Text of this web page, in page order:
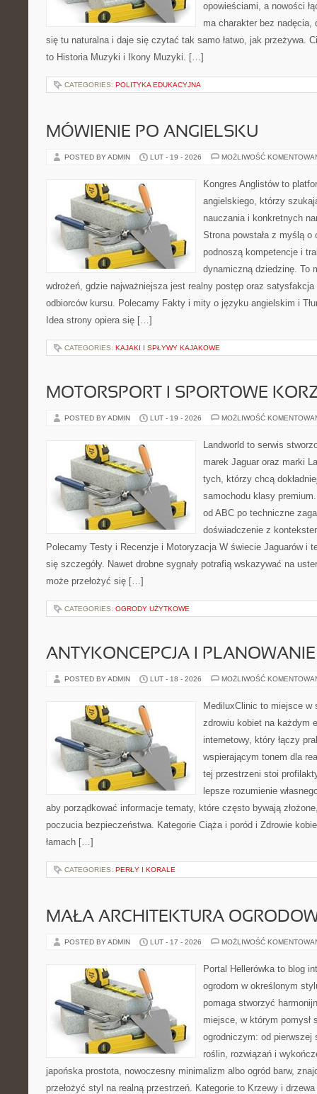
opowieściami, a nowości
ma charakter bez
się tu naturalna i daje się czytać tak samo łatwo, jak przeżywa.
to Historia Muzyki i Ikony Muzyki. […]
CATEGORIES: POLITYKA EDUKACYJNA
MÓWIENIE PO ANGIELSKU
POSTED BY ADMIN LUT - 19 - 2026 MOŻLIWOŚĆ
Kongres Anglistów to
angielskiego, którzy
nauczania i konkretnych
Strona powstała z myślą o
podnoszą kompetencje i
dynamiczną dziedzinę. To
wdrożeń, gdzie najważniejsza jest realny postęp oraz
odbiorców kursu. Polecamy Fakty i mity o języku angielskim i
Idea strony opiera się […]
CATEGORIES: KAJAKI I SPŁYWY KAJAKOWE
MOTORSPORT I SPORTOWE
POSTED BY ADMIN LUT - 19 - 2026 MOŻLIWOŚĆ
Landworld to serwis
marek Jaguar oraz marki
tych, którzy chcą
samochodu klasy
od ABC po techniczne
doświadczenie z
Polecamy Testy i Recenzje i Motoryzacja W świecie Jaguarów i
się szczegóły. Nawet drobne sygnały potrafią wskazywać na
może przełożyć się […]
CATEGORIES: OGRODY UŻYTKOWE
ANTYKONCEPCJA I
POSTED BY ADMIN LUT - 18 - 2026 MOŻLIWOŚĆ
MediluxClinic to miejsce
zdrowiu kobiet na każdym
internetowy, który łączy
wspierającym tonem dla
tej przestrzeni stoi
lepsze rozumienie
aby porządkować informacje tematy, które często bywają
poczucia bezpieczeństwa. Kategorie Ciąża i poród i Zdrowie
łamach […]
CATEGORIES: PERŁY I KORALE
MAŁA ARCHITEKTURA
POSTED BY ADMIN LUT - 17 - 2026 MOŻLIWOŚĆ
Portal Hellerówka to blog
ogrodom w określonym
pomaga stworzyć
miejsce, w którym pomysł
ogrodniczym: od pierwszej
roślin, rozwiązań i
japońska prostota, nowoczesny minimalizm albo ogród barw,
przełożyć styl na realną przestrzeń. Kategorie to Krzewy i drzewa